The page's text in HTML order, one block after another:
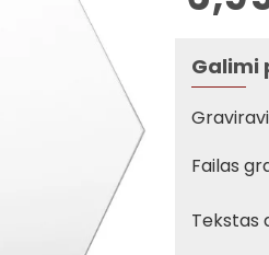
Galimi
Failas
Tekstas